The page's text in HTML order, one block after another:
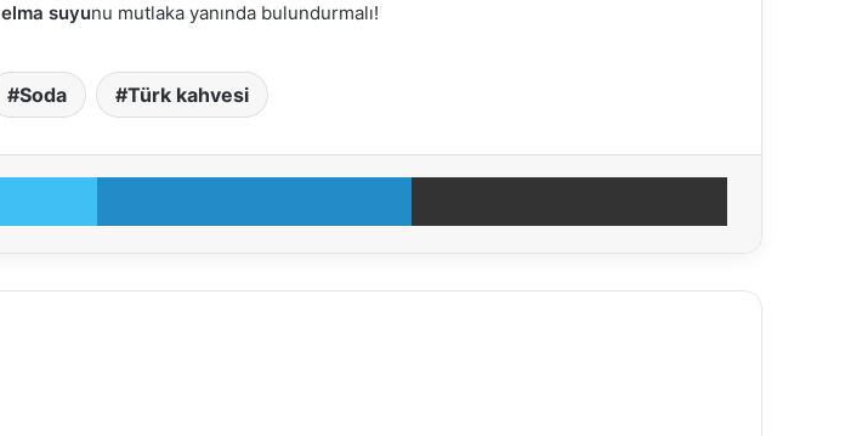
elma suyunu mutlaka yanında bulundurmalı!
Soda Türk kahvesi
Twitter LinkedIn